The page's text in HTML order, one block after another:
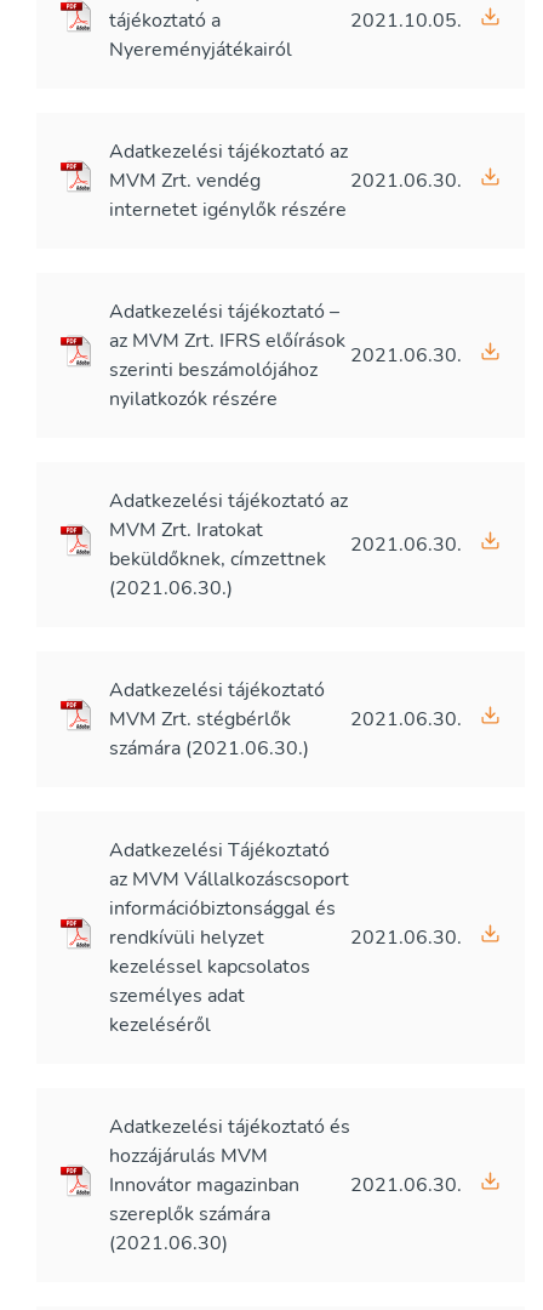
tájékoztató a
Nyereményjátékairól
2021.10.05.
Adatkezelési tájékoztató az
MVM Zrt. vendég
internetet igénylők részére
2021.06.30.
Adatkezelési tájékoztató –
az MVM Zrt. IFRS előírások
szerinti beszámolójához
nyilatkozók részére
2021.06.30.
Adatkezelési tájékoztató az
MVM Zrt. Iratokat
beküldőknek, címzettnek
(2021.06.30.)
2021.06.30.
Adatkezelési tájékoztató
MVM Zrt. stégbérlők
számára (2021.06.30.)
2021.06.30.
Adatkezelési Tájékoztató
az MVM Vállalkozáscsoport
információbiztonsággal és
rendkívüli helyzet
kezeléssel kapcsolatos
személyes adat
kezeléséről
2021.06.30.
Adatkezelési tájékoztató és
hozzájárulás MVM
Innovátor magazinban
szereplők számára
(2021.06.30)
2021.06.30.